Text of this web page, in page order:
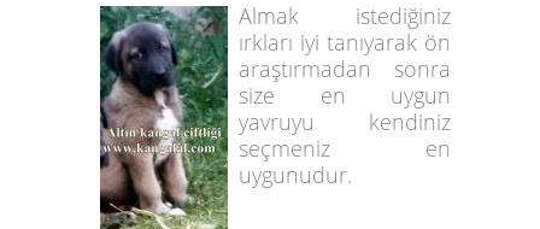
Almak istediğiniz
ırkları iyi tanıyarak ön
araştırmadan sonra
size en uygun
yavruyu kendiniz
seçmeniz en
uygunudur.